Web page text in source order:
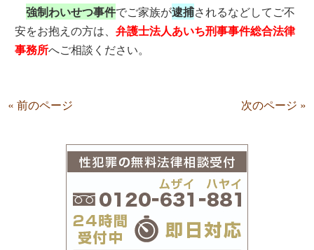
強制わいせつ事件でご家族が逮捕されるなどしてご不
安をお抱えの方は、弁護士法人あいち刑事事件総合法律
事務所へご相談ください。
« 前のページ 次のページ »